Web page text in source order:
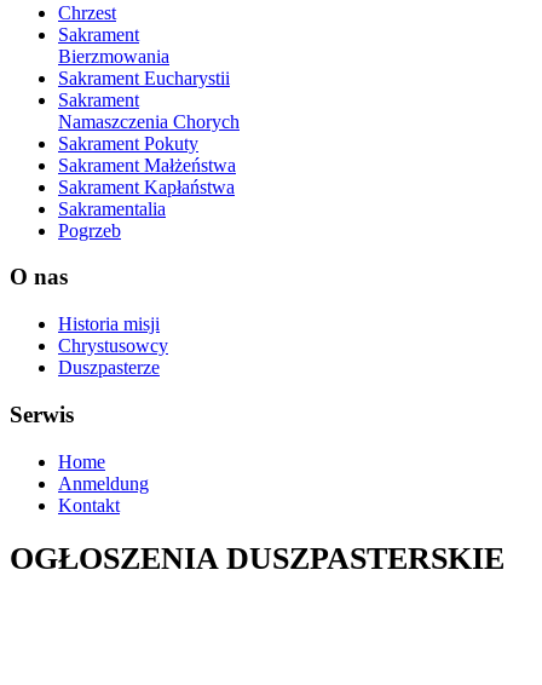
Chrzest
Sakrament
Bierzmowania
Sakrament Eucharystii
Sakrament
Namaszczenia Chorych
Sakrament Pokuty
Sakrament Małżeństwa
Sakrament Kapłaństwa
Sakramentalia
Pogrzeb
O nas
Historia misji
Chrystusowcy
Duszpasterze
Serwis
Home
Anmeldung
Kontakt
OGŁOSZENIA DUSZPASTERSKIE